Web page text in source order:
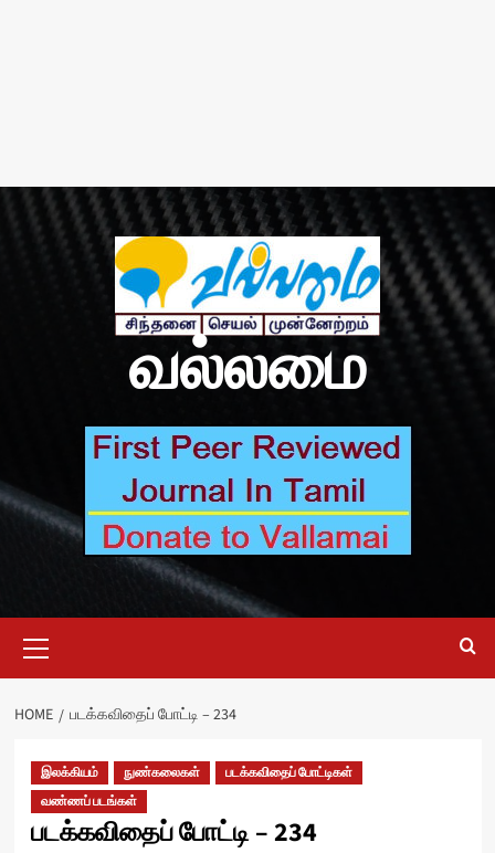
வல்லமை
Menu
HOME படக்கவிதைப் போட்டி – 234
இலக்கியம் நுண்கலைகள்
படக்கவிதைப் போட்டிகள்
வண்ணப் படங்கள்
படக்கவிதைப் போட்டி – 234